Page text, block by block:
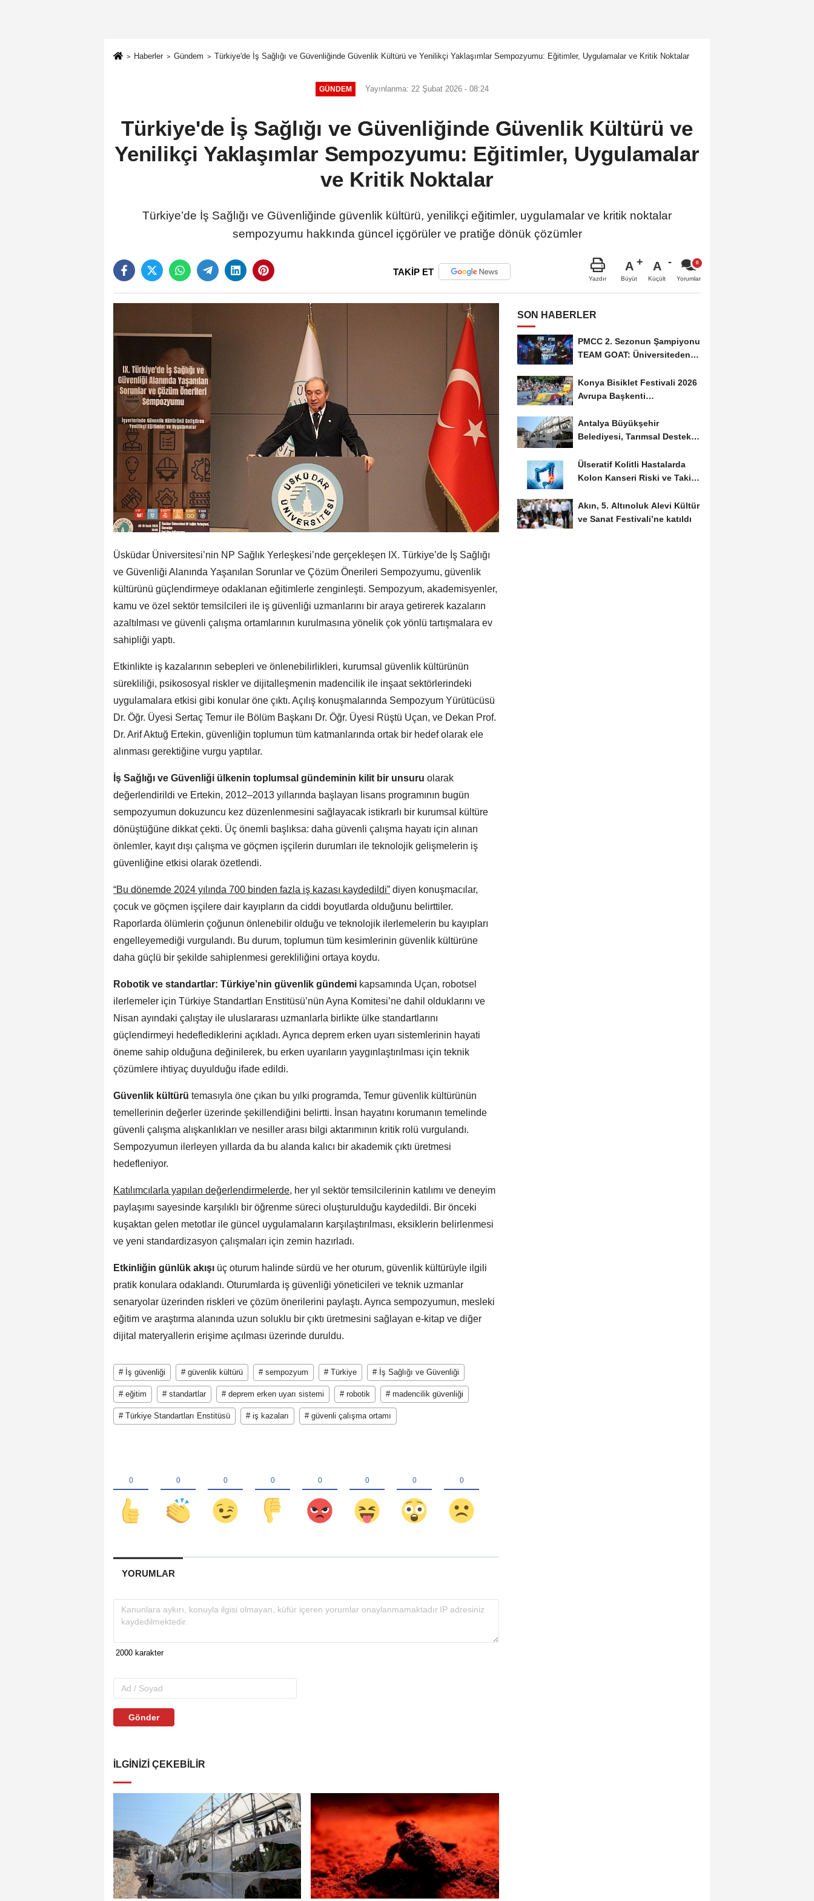
Haberler Gündem Türkiye'de İş Sağlığı ve Güvenliğinde Güvenlik Kültürü ve Yenilikçi Yaklaşımlar Sempozyumu: Eğitimler, Uygulamalar ve Kritik Noktalar
GÜNDEM Yayınlanma: 22 Şubat 2026 - 08:24
Türkiye'de İş Sağlığı ve Güvenliğinde Güvenlik Kültürü ve
Yenilikçi Yaklaşımlar Sempozyumu: Eğitimler, Uygulamalar
ve Kritik Noktalar
Türkiye’de İş Sağlığı ve Güvenliğinde güvenlik kültürü, yenilikçi eğitimler, uygulamalar ve kritik noktalar
sempozyumu hakkında güncel içgörüler ve pratiğe dönük çözümler
TAKİP ET
Yazdır
A
Büyüt
A
Küçült Yorumlar
Üsküdar Üniversitesi’nin NP Sağlık Yerleşkesi’nde gerçekleşen IX. Türkiye’de İş Sağlığı
ve Güvenliği Alanında Yaşanılan Sorunlar ve Çözüm Önerileri Sempozyumu, güvenlik
kültürünü güçlendirmeye odaklanan eğitimlerle zenginleşti. Sempozyum, akademisyenler,
kamu ve özel sektör temsilcileri ile iş güvenliği uzmanlarını bir araya getirerek kazaların
azaltılması ve güvenli çalışma ortamlarının kurulmasına yönelik çok yönlü tartışmalara ev
sahipliği yaptı.
Etkinlikte iş kazalarının sebepleri ve önlenebilirlikleri, kurumsal güvenlik kültürünün
sürekliliği, psikososyal riskler ve dijitalleşmenin madencilik ile inşaat sektörlerindeki
uygulamalara etkisi gibi konular öne çıktı. Açılış konuşmalarında Sempozyum Yürütücüsü
Dr. Öğr. Üyesi Sertaç Temur ile Bölüm Başkanı Dr. Öğr. Üyesi Rüştü Uçan, ve Dekan Prof.
Dr. Arif Aktuğ Ertekin, güvenliğin toplumun tüm katmanlarında ortak bir hedef olarak ele
alınması gerektiğine vurgu yaptılar.
İş Sağlığı ve Güvenliği ülkenin toplumsal gündeminin kilit bir unsuru olarak
değerlendirildi ve Ertekin, 2012–2013 yıllarında başlayan lisans programının bugün
sempozyumun dokuzuncu kez düzenlenmesini sağlayacak istikrarlı bir kurumsal kültüre
dönüştüğüne dikkat çekti. Üç önemli başlıksa: daha güvenli çalışma hayatı için alınan
önlemler, kayıt dışı çalışma ve göçmen işçilerin durumları ile teknolojik gelişmelerin iş
güvenliğine etkisi olarak özetlendi.
“Bu dönemde 2024 yılında 700 binden fazla iş kazası kaydedildi” diyen konuşmacılar,
çocuk ve göçmen işçilere dair kayıpların da ciddi boyutlarda olduğunu belirttiler.
Raporlarda ölümlerin çoğunun önlenebilir olduğu ve teknolojik ilerlemelerin bu kayıpları
engelleyemediği vurgulandı. Bu durum, toplumun tüm kesimlerinin güvenlik kültürüne
daha güçlü bir şekilde sahiplenmesi gerekliliğini ortaya koydu.
Robotik ve standartlar: Türkiye’nin güvenlik gündemi kapsamında Uçan, robotsel
ilerlemeler için Türkiye Standartları Enstitüsü’nün Ayna Komitesi’ne dahil olduklarını ve
Nisan ayındaki çalıştay ile uluslararası uzmanlarla birlikte ülke standartlarını
güçlendirmeyi hedeflediklerini açıkladı. Ayrıca deprem erken uyarı sistemlerinin hayati
öneme sahip olduğuna değinilerek, bu erken uyarıların yaygınlaştırılması için teknik
çözümlere ihtiyaç duyulduğu ifade edildi.
Güvenlik kültürü temasıyla öne çıkan bu yılki programda, Temur güvenlik kültürünün
temellerinin değerler üzerinde şekillendiğini belirtti. İnsan hayatını korumanın temelinde
güvenli çalışma alışkanlıkları ve nesiller arası bilgi aktarımının kritik rolü vurgulandı.
Sempozyumun ilerleyen yıllarda da bu alanda kalıcı bir akademik çıktı üretmesi
hedefleniyor.
Katılımcılarla yapılan değerlendirmelerde, her yıl sektör temsilcilerinin katılımı ve deneyim
paylaşımı sayesinde karşılıklı bir öğrenme süreci oluşturulduğu kaydedildi. Bir önceki
kuşaktan gelen metotlar ile güncel uygulamaların karşılaştırılması, eksiklerin belirlenmesi
ve yeni standardizasyon çalışmaları için zemin hazırladı.
Etkinliğin günlük akışı üç oturum halinde sürdü ve her oturum, güvenlik kültürüyle ilgili
pratik konulara odaklandı. Oturumlarda iş güvenliği yöneticileri ve teknik uzmanlar
senaryolar üzerinden riskleri ve çözüm önerilerini paylaştı. Ayrıca sempozyumun, mesleki
eğitim ve araştırma alanında uzun soluklu bir çıktı üretmesini sağlayan e-kitap ve diğer
dijital materyallerin erişime açılması üzerinde duruldu.
# İş güvenliği # güvenlik kültürü # sempozyum # Türkiye # İş Sağlığı ve Güvenliği
# eğitim # standartlar # deprem erken uyarı sistemi # robotik # madencilik güvenliği
# Türkiye Standartları Enstitüsü # iş kazaları # güvenli çalışma ortamı
YORUMLAR
Gönder
İLGINIZI ÇEKEBILIR
SON HABERLER
PMCC 2. Sezonun Şampiyonu
TEAM GOAT: Üniversiteden
Konya Bisiklet Festivali 2026
Avrupa Başkenti
Antalya Büyükşehir
Belediyesi, Tarımsal Destekle
Ülseratif Kolitli Hastalarda
Kolon Kanseri Riski ve Takip
Akın, 5. Altınoluk Alevi Kültür
ve Sanat Festivali’ne katıldı